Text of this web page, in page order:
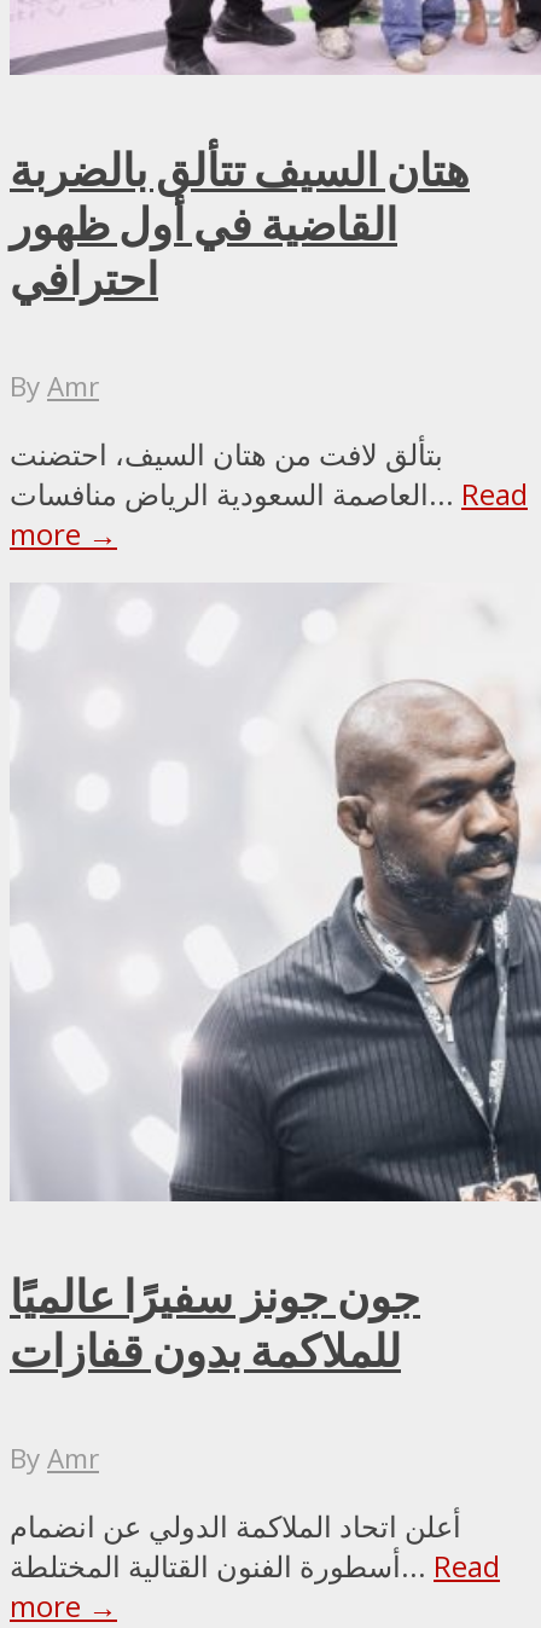
هتان السيف تتألق بالضربة
القاضية في أول ظهور
احترافي
ByAmr
بتألق لافت من هتان السيف، احتضنت
العاصمة السعودية الرياض منافسات... Read
more →
جون جونز سفيرًا عالميًا
للملاكمة بدون قفازات
ByAmr
أعلن اتحاد الملاكمة الدولي عن انضمام
أسطورة الفنون القتالية المختلطة... Read
more →